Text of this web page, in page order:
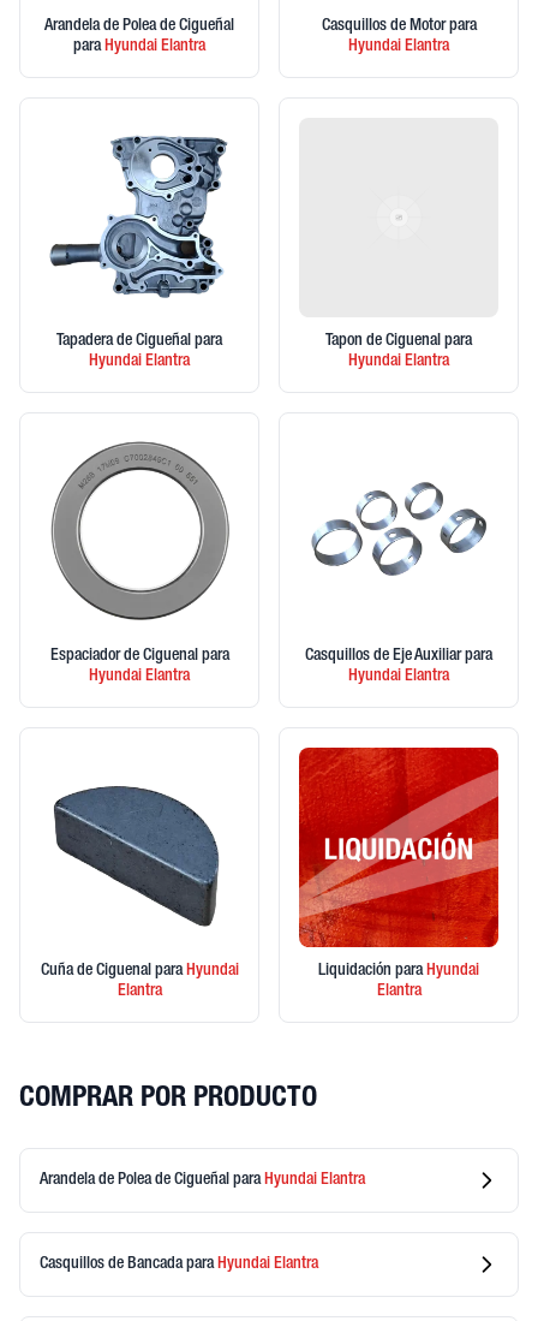
Arandela de Polea de Cigueñal
paraHyundai Elantra
Casquillos de Motor para
Hyundai Elantra
Tapadera de Cigueñal para
Hyundai Elantra
Tapon de Ciguenal para
Hyundai Elantra
Espaciador de Ciguenal para
Hyundai Elantra
Casquillos de Eje Auxiliar para
Hyundai Elantra
Cuña de Ciguenal paraHyundai
Elantra
Liquidación paraHyundai
Elantra
COMPRAR POR PRODUCTO
Arandela de Polea de Cigueñal para Hyundai Elantra
Casquillos de Bancadapara Hyundai Elantra